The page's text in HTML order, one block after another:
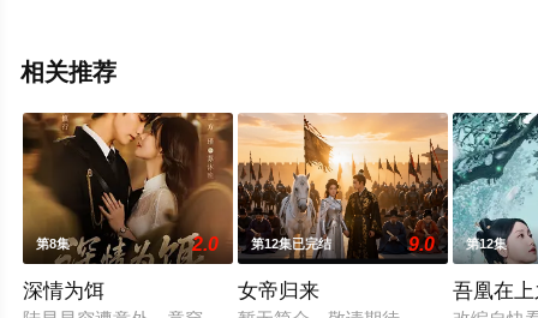
相关推荐
第8集 2.0
深情为饵
第12集已完结 9.0
女帝归来
第12集
吾凰在